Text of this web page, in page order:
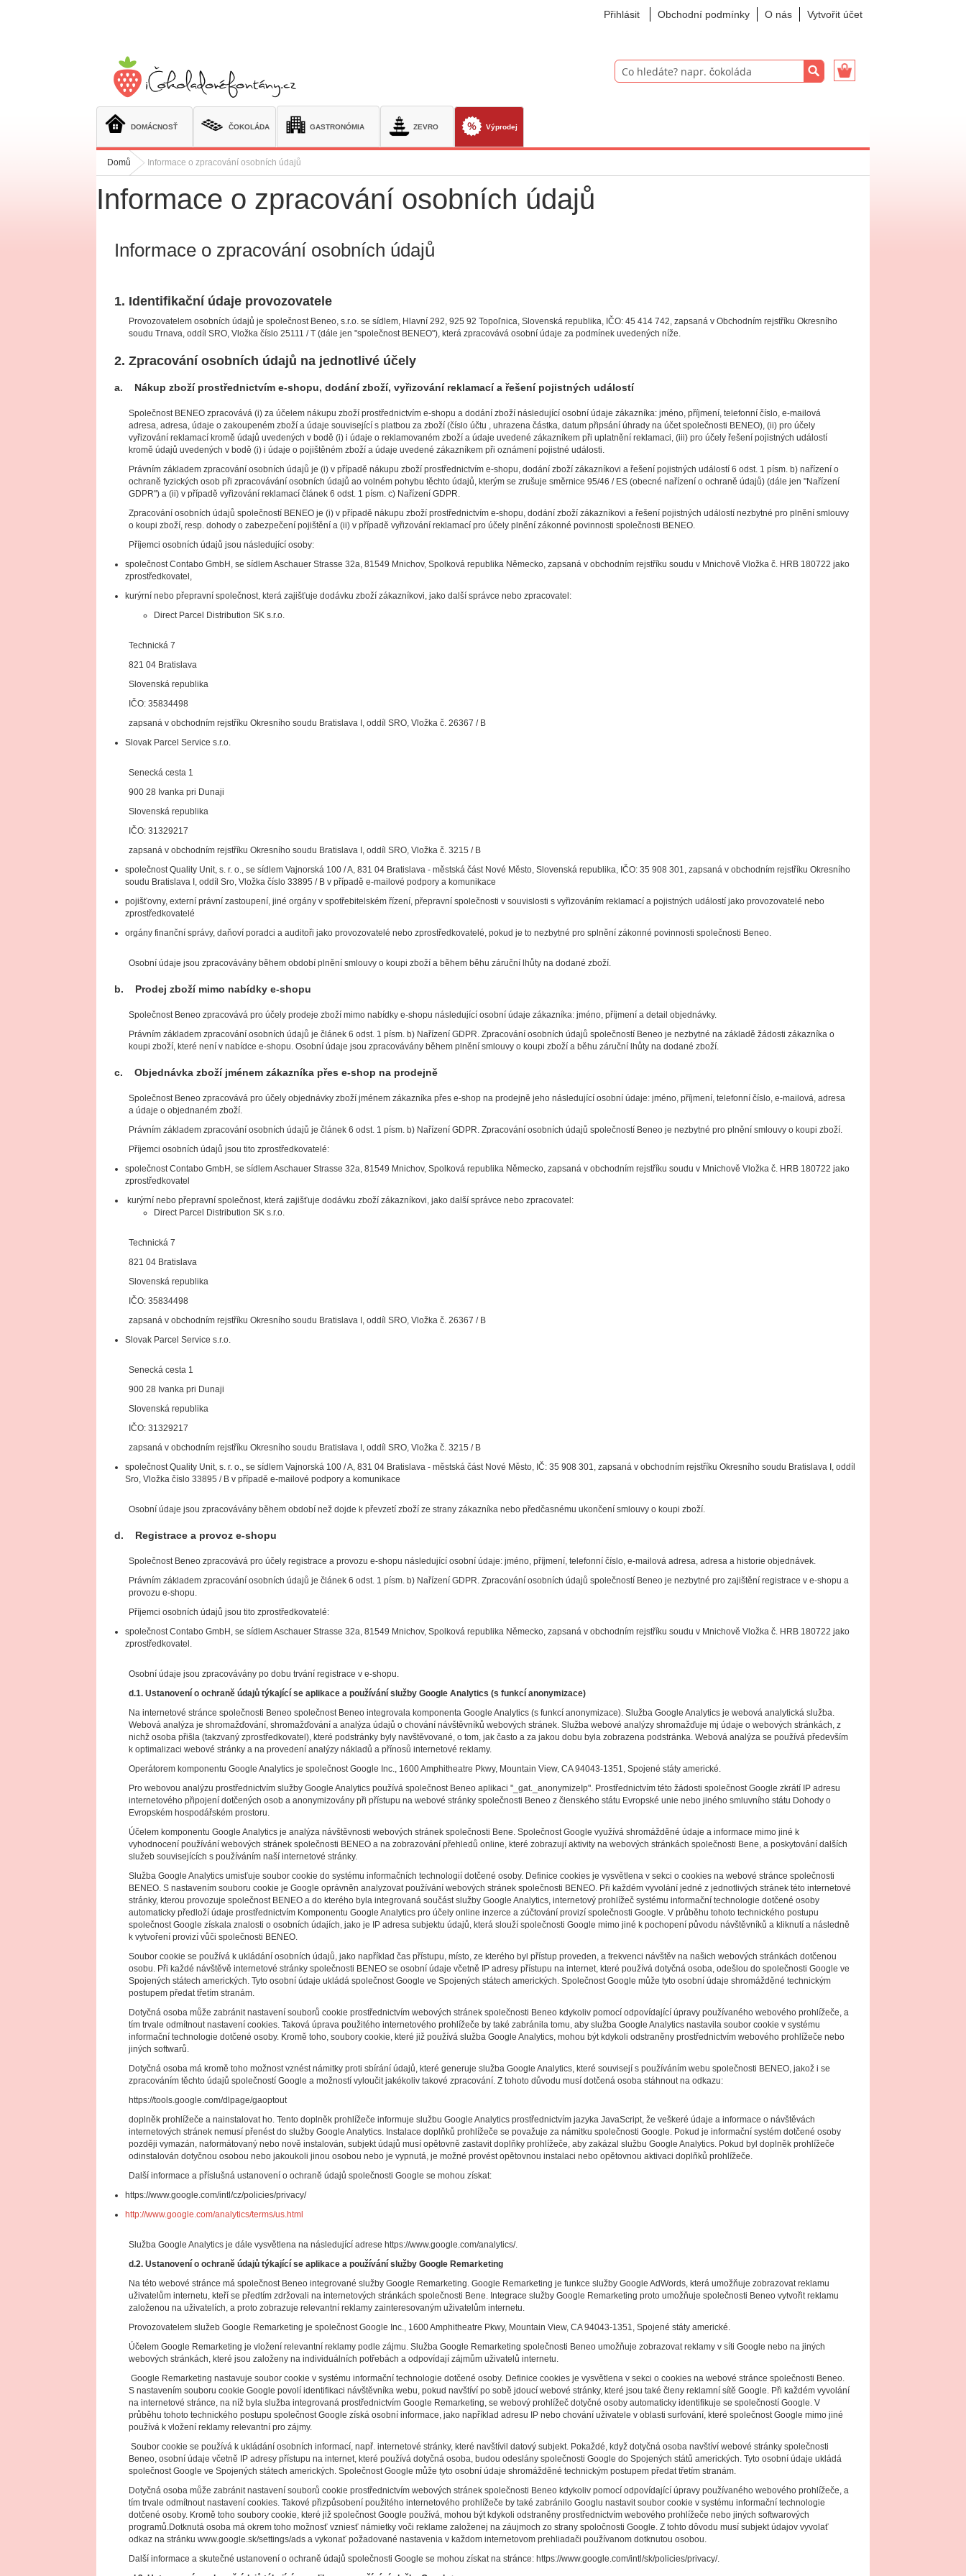
Přihlásit Obchodní podmínky O nás Vytvořit účet
Můj košík
Hledat
Hledat
DOMÁCNOSŤ ČOKOLÁDA GASTRONÓMIA ZEVRO Výprodej
Domů Informace o zpracování osobních údajů
Informace o zpracování osobních údajů
Informace o zpracování osobních údajů
1. Identifikační údaje provozovatele
Provozovatelem osobních údajů je společnost Beneo, s.r.o. se sídlem, Hlavní 292, 925 92 Topoľnica, Slovenská republika, IČO: 45 414 742, zapsaná v Obchodním rejstříku Okresního
soudu Trnava, oddíl SRO, Vložka číslo 25111 / T (dále jen "společnost BENEO"), která zpracovává osobní údaje za podmínek uvedených níže.
2. Zpracování osobních údajů na jednotlivé účely
a. Nákup zboží prostřednictvím e-shopu, dodání zboží, vyřizování reklamací a řešení pojistných událostí
Společnost BENEO zpracovává (i) za účelem nákupu zboží prostřednictvím e-shopu a dodání zboží následující osobní údaje zákazníka: jméno, příjmení, telefonní číslo, e-mailová
adresa, adresa, údaje o zakoupeném zboží a údaje související s platbou za zboží (číslo účtu , uhrazena částka, datum připsání úhrady na účet společnosti BENEO), (ii) pro účely
vyřizování reklamací kromě údajů uvedených v bodě (i) i údaje o reklamovaném zboží a údaje uvedené zákazníkem při uplatnění reklamaci, (iii) pro účely řešení pojistných událostí
kromě údajů uvedených v bodě (i) i údaje o pojištěném zboží a údaje uvedené zákazníkem při oznámení pojistné události.
Právním základem zpracování osobních údajů je (i) v případě nákupu zboží prostřednictvím e-shopu, dodání zboží zákazníkovi a řešení pojistných událostí 6 odst. 1 písm. b) nařízení o
ochraně fyzických osob při zpracovávání osobních údajů ao volném pohybu těchto údajů, kterým se zrušuje směrnice 95/46 / ES (obecné nařízení o ochraně údajů) (dále jen "Nařízení
GDPR") a (ii) v případě vyřizování reklamací článek 6 odst. 1 písm. c) Nařízení GDPR.
Zpracování osobních údajů společností BENEO je (i) v případě nákupu zboží prostřednictvím e-shopu, dodání zboží zákazníkovi a řešení pojistných událostí nezbytné pro plnění smlouvy
o koupi zboží, resp. dohody o zabezpečení pojištění a (ii) v případě vyřizování reklamací pro účely plnění zákonné povinnosti společnosti BENEO.
Příjemci osobních údajů jsou následující osoby:
společnost Contabo GmbH, se sídlem Aschauer Strasse 32a, 81549 Mnichov, Spolková republika Německo, zapsaná v obchodním rejstříku soudu v Mnichově Vložka č. HRB 180722 jako
zprostředkovatel,
kurýrní nebo přepravní společnost, která zajišťuje dodávku zboží zákazníkovi, jako další správce nebo zpracovatel:
Direct Parcel Distribution SK s.r.o.
Technická 7
821 04 Bratislava
Slovenská republika
IČO: 35834498
zapsaná v obchodním rejstříku Okresního soudu Bratislava I, oddíl SRO, Vložka č. 26367 / B
Slovak Parcel Service s.r.o.
Senecká cesta 1
900 28 Ivanka pri Dunaji
Slovenská republika
IČO: 31329217
zapsaná v obchodním rejstříku Okresního soudu Bratislava I, oddíl SRO, Vložka č. 3215 / B
společnost Quality Unit, s. r. o., se sídlem Vajnorská 100 / A, 831 04 Bratislava - městská část Nové Město, Slovenská republika, IČO: 35 908 301, zapsaná v obchodním rejstříku Okresního
soudu Bratislava I, oddíl Sro, Vložka číslo 33895 / B v případě e-mailové podpory a komunikace
pojišťovny, externí právní zastoupení, jiné orgány v spotřebitelském řízení, přepravní společnosti v souvislosti s vyřizováním reklamací a pojistných událostí jako provozovatelé nebo
zprostředkovatelé
orgány finanční správy, daňoví poradci a auditoři jako provozovatelé nebo zprostředkovatelé, pokud je to nezbytné pro splnění zákonné povinnosti společnosti Beneo.
Osobní údaje jsou zpracovávány během období plnění smlouvy o koupi zboží a během běhu záruční lhůty na dodané zboží.
b. Prodej zboží mimo nabídky e-shopu
Společnost Beneo zpracovává pro účely prodeje zboží mimo nabídky e-shopu následující osobní údaje zákazníka: jméno, příjmení a detail objednávky.
Právním základem zpracování osobních údajů je článek 6 odst. 1 písm. b) Nařízení GDPR. Zpracování osobních údajů společností Beneo je nezbytné na základě žádosti zákazníka o
koupi zboží, které není v nabídce e-shopu. Osobní údaje jsou zpracovávány během plnění smlouvy o koupi zboží a běhu záruční lhůty na dodané zboží.
c. Objednávka zboží jménem zákazníka přes e-shop na prodejně
Společnost Beneo zpracovává pro účely objednávky zboží jménem zákazníka přes e-shop na prodejně jeho následující osobní údaje: jméno, příjmení, telefonní číslo, e-mailová, adresa
a údaje o objednaném zboží.
Právním základem zpracování osobních údajů je článek 6 odst. 1 písm. b) Nařízení GDPR. Zpracování osobních údajů společností Beneo je nezbytné pro plnění smlouvy o koupi zboží.
Příjemci osobních údajů jsou tito zprostředkovatelé:
společnost Contabo GmbH, se sídlem Aschauer Strasse 32a, 81549 Mnichov, Spolková republika Německo, zapsaná v obchodním rejstříku soudu v Mnichově Vložka č. HRB 180722 jako
zprostředkovatel
kurýrní nebo přepravní společnost, která zajišťuje dodávku zboží zákazníkovi, jako další správce nebo zpracovatel:
Direct Parcel Distribution SK s.r.o.
Technická 7
821 04 Bratislava
Slovenská republika
IČO: 35834498
zapsaná v obchodním rejstříku Okresního soudu Bratislava I, oddíl SRO, Vložka č. 26367 / B
Slovak Parcel Service s.r.o.
Senecká cesta 1
900 28 Ivanka pri Dunaji
Slovenská republika
IČO: 31329217
zapsaná v obchodním rejstříku Okresního soudu Bratislava I, oddíl SRO, Vložka č. 3215 / B
společnost Quality Unit, s. r. o., se sídlem Vajnorská 100 / A, 831 04 Bratislava - městská část Nové Město, IČ: 35 908 301, zapsaná v obchodním rejstříku Okresního soudu Bratislava I, oddíl
Sro, Vložka číslo 33895 / B v případě e-mailové podpory a komunikace
Osobní údaje jsou zpracovávány během období než dojde k převzetí zboží ze strany zákazníka nebo předčasnému ukončení smlouvy o koupi zboží.
d. Registrace a provoz e-shopu
Společnost Beneo zpracovává pro účely registrace a provozu e-shopu následující osobní údaje: jméno, příjmení, telefonní číslo, e-mailová adresa, adresa a historie objednávek.
Právním základem zpracování osobních údajů je článek 6 odst. 1 písm. b) Nařízení GDPR. Zpracování osobních údajů společností Beneo je nezbytné pro zajištění registrace v e-shopu a
provozu e-shopu.
Příjemci osobních údajů jsou tito zprostředkovatelé:
společnost Contabo GmbH, se sídlem Aschauer Strasse 32a, 81549 Mnichov, Spolková republika Německo, zapsaná v obchodním rejstříku soudu v Mnichově Vložka č. HRB 180722 jako
zprostředkovatel.
Osobní údaje jsou zpracovávány po dobu trvání registrace v e-shopu.
d.1. Ustanovení o ochraně údajů týkající se aplikace a používání služby Google Analytics (s funkcí anonymizace)
Na internetové stránce společnosti Beneo společnost Beneo integrovala komponenta Google Analytics (s funkcí anonymizace). Služba Google Analytics je webová analytická služba.
Webová analýza je shromažďování, shromažďování a analýza údajů o chování návštěvníků webových stránek. Služba webové analýzy shromažďuje mj údaje o webových stránkách, z
nichž osoba přišla (takzvaný zprostředkovatel), které podstránky byly navštěvované, o tom, jak často a za jakou dobu byla zobrazena podstránka. Webová analýza se používá především
k optimalizaci webové stránky a na provedení analýzy nákladů a přínosů internetové reklamy.
Operátorem komponentu Google Analytics je společnost Google Inc., 1600 Amphitheatre Pkwy, Mountain View, CA 94043-1351, Spojené státy americké.
Pro webovou analýzu prostřednictvím služby Google Analytics používá společnost Beneo aplikaci "_gat._anonymizeIp". Prostřednictvím této žádosti společnost Google zkrátí IP adresu
internetového připojení dotčených osob a anonymizovány při přístupu na webové stránky společnosti Beneo z členského státu Evropské unie nebo jiného smluvního státu Dohody o
Evropském hospodářském prostoru.
Účelem komponentu Google Analytics je analýza návštěvnosti webových stránek společnosti Bene. Společnost Google využívá shromážděné údaje a informace mimo jiné k
vyhodnocení používání webových stránek společnosti BENEO a na zobrazování přehledů online, které zobrazují aktivity na webových stránkách společnosti Bene, a poskytování dalších
služeb souvisejících s používáním naší internetové stránky.
Služba Google Analytics umisťuje soubor cookie do systému informačních technologií dotčené osoby. Definice cookies je vysvětlena v sekci o cookies na webové stránce společnosti
BENEO. S nastavením souboru cookie je Google oprávněn analyzovat používání webových stránek společnosti BENEO. Při každém vyvolání jedné z jednotlivých stránek této internetové
stránky, kterou provozuje společnost BENEO a do kterého byla integrovaná součást služby Google Analytics, internetový prohlížeč systému informační technologie dotčené osoby
automaticky předloží údaje prostřednictvím Komponentu Google Analytics pro účely online inzerce a zúčtování provizí společnosti Google. V průběhu tohoto technického postupu
společnost Google získala znalosti o osobních údajích, jako je IP adresa subjektu údajů, která slouží společnosti Google mimo jiné k pochopení původu návštěvníků a kliknutí a následně
k vytvoření provizí vůči společnosti BENEO.
Soubor cookie se používá k ukládání osobních údajů, jako například čas přístupu, místo, ze kterého byl přístup proveden, a frekvenci návštěv na našich webových stránkách dotčenou
osobu. Při každé návštěvě internetové stránky společnosti BENEO se osobní údaje včetně IP adresy přístupu na internet, které používá dotyčná osoba, odešlou do společnosti Google ve
Spojených státech amerických. Tyto osobní údaje ukládá společnost Google ve Spojených státech amerických. Společnost Google může tyto osobní údaje shromážděné technickým
postupem předat třetím stranám.
Dotyčná osoba může zabránit nastavení souborů cookie prostřednictvím webových stránek společnosti Beneo kdykoliv pomocí odpovídající úpravy používaného webového prohlížeče, a
tím trvale odmítnout nastavení cookies. Taková úprava použitého internetového prohlížeče by také zabránila tomu, aby služba Google Analytics nastavila soubor cookie v systému
informační technologie dotčené osoby. Kromě toho, soubory cookie, které již používá služba Google Analytics, mohou být kdykoli odstraněny prostřednictvím webového prohlížeče nebo
jiných softwarů.
Dotyčná osoba má kromě toho možnost vznést námitky proti sbírání údajů, které generuje služba Google Analytics, které souvisejí s používáním webu společnosti BENEO, jakož i se
zpracováním těchto údajů společností Google a možností vyloučit jakékoliv takové zpracování. Z tohoto důvodu musí dotčená osoba stáhnout na odkazu:
https://tools.google.com/dlpage/gaoptout
doplněk prohlížeče a nainstalovat ho. Tento doplněk prohlížeče informuje službu Google Analytics prostřednictvím jazyka JavaScript, že veškeré údaje a informace o návštěvách
internetových stránek nemusí přenést do služby Google Analytics. Instalace doplňků prohlížeče se považuje za námitku společnosti Google. Pokud je informační systém dotčené osoby
později vymazán, naformátovaný nebo nově instalován, subjekt údajů musí opětovně zastavit doplňky prohlížeče, aby zakázal službu Google Analytics. Pokud byl doplněk prohlížeče
odinstalován dotyčnou osobou nebo jakoukoli jinou osobou nebo je vypnutá, je možné provést opětovnou instalaci nebo opětovnou aktivaci doplňků prohlížeče.
Další informace a příslušná ustanovení o ochraně údajů společnosti Google se mohou získat:
https://www.google.com/intl/cz/policies/privacy/
http://www.google.com/analytics/terms/us.html
Služba Google Analytics je dále vysvětlena na následující adrese https://www.google.com/analytics/.
d.2. Ustanovení o ochraně údajů týkající se aplikace a používání služby Google Remarketing
Na této webové stránce má společnost Beneo integrované služby Google Remarketing. Google Remarketing je funkce služby Google AdWords, která umožňuje zobrazovat reklamu
uživatelům internetu, kteří se předtím zdržovali na internetových stránkách společnosti Bene. Integrace služby Google Remarketing proto umožňuje společnosti Beneo vytvořit reklamu
založenou na uživatelích, a proto zobrazuje relevantní reklamy zainteresovaným uživatelům internetu.
Provozovatelem služeb Google Remarketing je společnost Google Inc., 1600 Amphitheatre Pkwy, Mountain View, CA 94043-1351, Spojené státy americké.
Účelem Google Remarketing je vložení relevantní reklamy podle zájmu. Služba Google Remarketing společnosti Beneo umožňuje zobrazovat reklamy v síti Google nebo na jiných
webových stránkách, které jsou založeny na individuálních potřebách a odpovídají zájmům uživatelů internetu.
Google Remarketing nastavuje soubor cookie v systému informační technologie dotčené osoby. Definice cookies je vysvětlena v sekci o cookies na webové stránce společnosti Beneo.
S nastavením souboru cookie Google povolí identifikaci návštěvníka webu, pokud navštíví po sobě jdoucí webové stránky, které jsou také členy reklamní sítě Google. Při každém vyvolání
na internetové stránce, na níž byla služba integrovaná prostřednictvím Google Remarketing, se webový prohlížeč dotyčné osoby automaticky identifikuje se společností Google. V
průběhu tohoto technického postupu společnost Google získá osobní informace, jako například adresu IP nebo chování uživatele v oblasti surfování, které společnost Google mimo jiné
používá k vložení reklamy relevantní pro zájmy.
Soubor cookie se používá k ukládání osobních informací, např. internetové stránky, které navštívil datový subjekt. Pokaždé, když dotyčná osoba navštíví webové stránky společnosti
Beneo, osobní údaje včetně IP adresy přístupu na internet, které používá dotyčná osoba, budou odeslány společnosti Google do Spojených států amerických. Tyto osobní údaje ukládá
společnost Google ve Spojených státech amerických. Společnost Google může tyto osobní údaje shromážděné technickým postupem předat třetím stranám.
Dotyčná osoba může zabránit nastavení souborů cookie prostřednictvím webových stránek společnosti Beneo kdykoliv pomocí odpovídající úpravy používaného webového prohlížeče, a
tím trvale odmítnout nastavení cookies. Takové přizpůsobení použitého internetového prohlížeče by také zabránilo Googlu nastavit soubor cookie v systému informační technologie
dotčené osoby. Kromě toho soubory cookie, které již společnost Google používá, mohou být kdykoli odstraněny prostřednictvím webového prohlížeče nebo jiných softwarových
programů.Dotknutá osoba má okrem toho možnosť vzniesť námietky voči reklame založenej na záujmoch zo strany spoločnosti Google. Z tohto dôvodu musí subjekt údajov vyvolať
odkaz na stránku www.google.sk/settings/ads a vykonať požadované nastavenia v každom internetovom prehliadači používanom dotknutou osobou.
Další informace a skutečné ustanovení o ochraně údajů společnosti Google se mohou získat na stránce: https://www.google.com/intl/sk/policies/privacy/.